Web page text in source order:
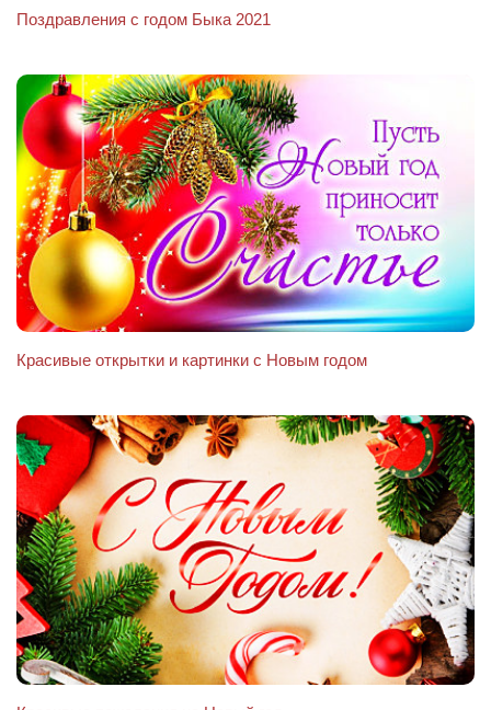
Поздравления с годом Быка 2021
Красивые открытки и картинки с Новым годом